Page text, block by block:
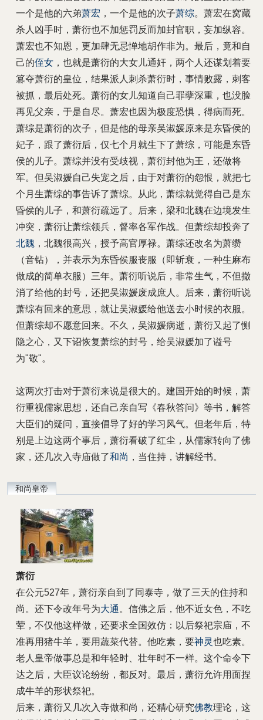
一个是他的六弟萧宏 ，一个是他的次子萧综。萧宏在窝藏
杀人凶手时，萧衍也不加惩罚反而加封官职，妄加纵容。
萧宏也不知恩，更加肆无忌惮地胡作非为。最后，竟和自
己的侄女 ，也就是萧衍的大女儿通奸，两个人还谋划着要
篡夺萧衍的皇位，结果派人刺杀萧衍时，事情败露，刺客
被抓，最后处死。萧衍的女儿知道自己罪孽深重，也没脸
再见父亲，于是自尽。萧宏也因为极度恐惧，得病而死。
萧综是萧衍的次子，但是他的母亲吴淑媛原来是东昏侯的
妃子，跟了萧衍后，仅七个月就生下了萧综，可能是东昏
侯的儿子。萧综并没有受歧视，萧衍封他为王，还做将
军。但吴淑媛自己失宠之后，由于对萧衍的怨恨，就把七
个月生萧综的事告诉了萧综。从此，萧综就觉得自己是东
昏侯的儿子，和萧衍疏远了。后来，梁和北魏在边境发生
冲突，萧衍让萧综领兵，督率各军作战。但萧综却投奔了
北魏 ，北魏很高兴，授予高官厚禄。萧综还改名为萧缵
（音钻），并表示为东昏侯服丧服（即斩衰，一种生麻布
做成的简单衣服）三年。萧衍听说后，非常生气，不但撤
消了给他的封号，还把吴淑媛废成庶人。后来，萧衍听说
萧综有回来的意思，就让吴淑媛给他送去小时候的衣服。
但萧综却不愿意回来。不久，吴淑媛病逝，萧衍又起了恻
隐之心，又下诏恢复萧综的封号，给吴淑媛加了谥号
为"敬"。
这两次打击对于萧衍来说是很大的。建国开始的时候，萧
衍重视儒家思想，还自己亲自写《春秋答问》等书，解答
大臣们的疑问，直接倡导了好的学习风气。但老年后，特
别是上边这两个事后，萧衍看破了红尘，从儒家转向了佛
家，还几次入寺庙做了和尚 ，当住持，讲解经书。
和尚皇帝
萧衍
在公元527年，萧衍亲自到了同泰寺，做了三天的住持和
尚。还下令改年号为大通 。信佛之后，他不近女色，不吃
荤，不仅他这样做，还要求全国效仿：以后祭祀宗庙，不
准再用猪牛羊，要用蔬菜代替。他吃素，要神灵也吃素。
老人皇帝做事总是和年轻时、壮年时不一样。这个命令下
达之后，大臣议论纷纷，都反对。最后，萧衍允许用面捏
成牛羊的形状祭祀。
后来，萧衍又几次入寺做和尚，还精心研究佛教理论，这